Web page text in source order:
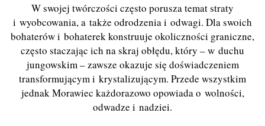
W swojej twórczości często porusza temat straty
i wyobcowania, a także odrodzenia i odwagi. Dla swoich
bohaterów i bohaterek konstruuje okoliczności graniczne,
często staczając ich na skraj obłędu, który – w duchu
jungowskim – zawsze okazuje się doświadczeniem
transformującym i krystalizującym. Przede wszystkim
jednak Morawiec każdorazowo opowiada o wolności,
odwadze i nadziei.